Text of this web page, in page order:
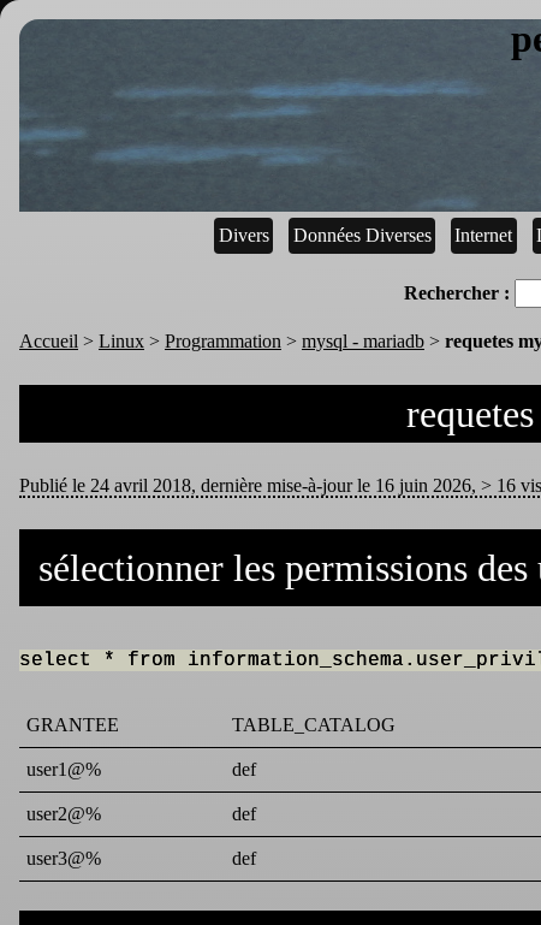
Divers Données Diverses Internet
Rechercher :
Accueil > Linux > Programmation > mysql - mariadb > requetes
Publié le 24 avril 2018, dernière mise-à-jour le 16 juin 2026, > 16
sélectionner les permissions
select * from
GRANTEE TABLE_CATALOG
user1@% def
user2@% def
user3@% def